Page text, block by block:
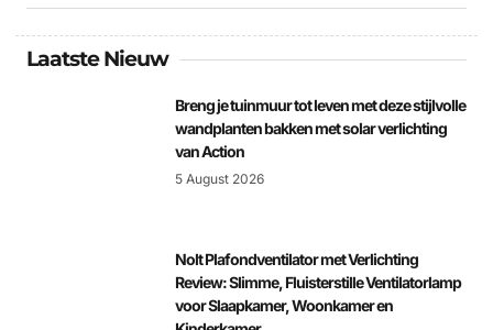
Laatste Nieuw
Breng je tuinmuur tot leven met deze stijlvolle
wandplanten bakken met solar verlichting
van Action
5 August 2026
Nolt Plafondventilator met Verlichting
Review: Slimme, Fluisterstille Ventilatorlamp
voor Slaapkamer, Woonkamer en